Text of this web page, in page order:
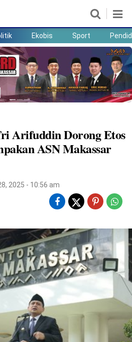
Ekobis Sport
Arifuddin Dorong Etos
ASN Makassar
2025 - 10:56 am